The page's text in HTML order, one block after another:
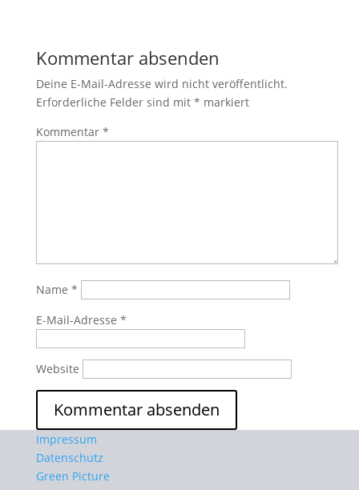
Kommentar absenden
Deine E-Mail-Adresse wird nicht veröffentlicht.
Erforderliche Felder sind mit * markiert
Kommentar *
Name *
E-Mail-Adresse *
Website
Impressum
Datenschutz
Green Picture